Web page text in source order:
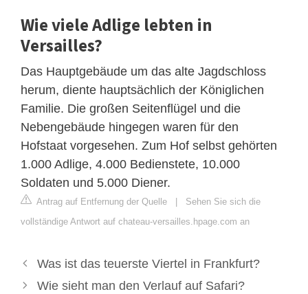
Wie viele Adlige lebten in
Versailles?
Das Hauptgebäude um das alte Jagdschloss
herum, diente hauptsächlich der Königlichen
Familie. Die großen Seitenflügel und die
Nebengebäude hingegen waren für den
Hofstaat vorgesehen. Zum Hof selbst gehörten
1.000 Adlige, 4.000 Bedienstete, 10.000
Soldaten und 5.000 Diener.
Antrag auf Entfernung der Quelle | Sehen Sie sich die
vollständige Antwort auf chateau-versailles.hpage.com an
Was ist das teuerste Viertel in Frankfurt?
Wie sieht man den Verlauf auf Safari?